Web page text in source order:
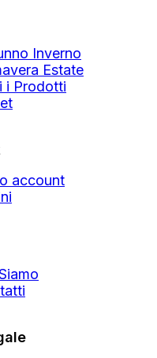
Inverno
Estate
i Prodotti
account